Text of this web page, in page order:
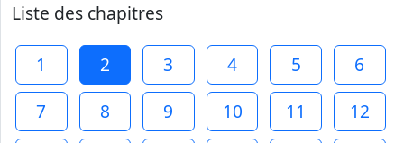
Liste des chapitres
1 2 3 4 5
6
7
8 9 10 11
12